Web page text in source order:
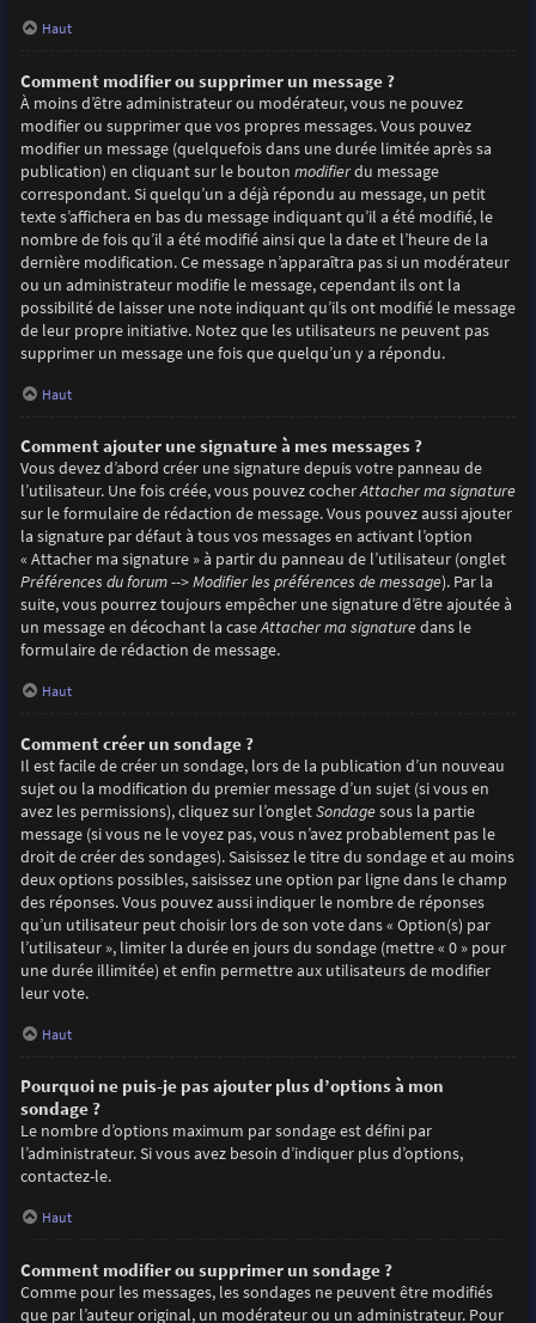
Haut
Comment modifier ou supprimer un message ?
À moins d’être administrateur ou modérateur, vous ne pouvez
modifier ou supprimer que vos propres messages. Vous pouvez
modifier un message (quelquefois dans une durée limitée après sa
publication) en cliquant sur le bouton modifierdu message
correspondant. Si quelqu’un a déjà répondu au message, un petit
texte s’affichera en bas du message indiquant qu’il a été modifié, le
nombre de fois qu’il a été modifié ainsi que la date et l’heure de la
dernière modification. Ce message n’apparaîtra pas si un modérateur
ou un administrateur modifie le message, cependant ils ont la
possibilité de laisser une note indiquant qu’ils ont modifié le message
de leur propre initiative. Notez que les utilisateurs ne peuvent pas
supprimer un message une fois que quelqu’un y a répondu.
Haut
Comment ajouter une signature à mes messages ?
Vous devez d’abord créer une signature depuis votre panneau de
l’utilisateur. Une fois créée, vous pouvez cocherAttacher ma signature
sur le formulaire de rédaction de message. Vous pouvez aussi ajouter
la signature par défaut à tous vos messages en activant l’option
« Attacher ma signature » à partir du panneau de l’utilisateur (onglet
Préférences du forum --> Modifier les préférences de message). Par la
suite, vous pourrez toujours empêcher une signature d’être ajoutée à
un message en décochant la caseAttacher ma signaturedans le
formulaire de rédaction de message.
Haut
Comment créer un sondage ?
Il est facile de créer un sondage, lors de la publication d’un nouveau
sujet ou la modification du premier message d’un sujet (si vous en
avez les permissions), cliquez sur l’ongletSondagesous la partie
message (si vous ne le voyez pas, vous n’avez probablement pas le
droit de créer des sondages). Saisissez le titre du sondage et au moins
deux options possibles, saisissez une option par ligne dans le champ
des réponses. Vous pouvez aussi indiquer le nombre de réponses
qu’un utilisateur peut choisir lors de son vote dans « Option(s) par
l’utilisateur », limiter la durée en jours du sondage (mettre « 0 » pour
une durée illimitée) et enfin permettre aux utilisateurs de modifier
leur vote.
Haut
Pourquoi ne puis-je pas ajouter plus d’options à mon
sondage ?
Le nombre d’options maximum par sondage est défini par
l’administrateur. Si vous avez besoin d’indiquer plus d’options,
contactez-le.
Haut
Comment modifier ou supprimer un sondage ?
Comme pour les messages, les sondages ne peuvent être modifiés
que par l’auteur original, un modérateur ou un administrateur. Pour